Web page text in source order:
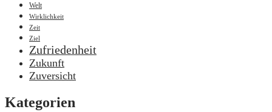
Welt
Wirklichkeit
Zeit
Ziel
Zufriedenheit
Zukunft
Zuversicht
Kategorien